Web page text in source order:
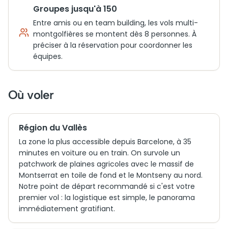
Groupes jusqu'à 150
Entre amis ou en team building, les vols multi-
montgolfières se montent dès 8 personnes. À
préciser à la réservation pour coordonner les
équipes.
Où voler
Région du Vallès
La zone la plus accessible depuis Barcelone, à 35
minutes en voiture ou en train. On survole un
patchwork de plaines agricoles avec le massif de
Montserrat en toile de fond et le Montseny au nord.
Notre point de départ recommandé si c'est votre
premier vol : la logistique est simple, le panorama
immédiatement gratifiant.